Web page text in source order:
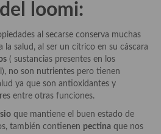
pizzas, quiches y demás
loomi:
al secarse conserva muchas
la salud, al ser un cítrico en su cáscara
( sustancias presentes en los
no son nutrientes pero tienen
ya que son antioxidantes y
entre otras funciones.
que mantiene el buen estado de
también contienen pectina que nos